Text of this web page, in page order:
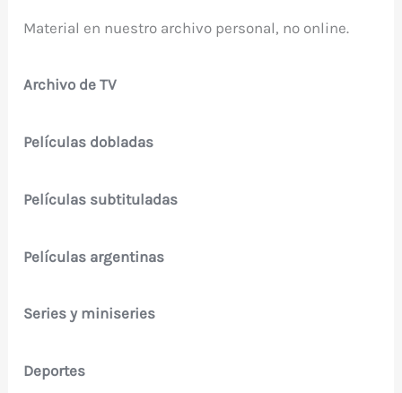
Material en nuestro archivo personal, no online.
Archivo de TV
Películas dobladas
Películas subtituladas
Películas argentinas
Series y miniseries
Deportes